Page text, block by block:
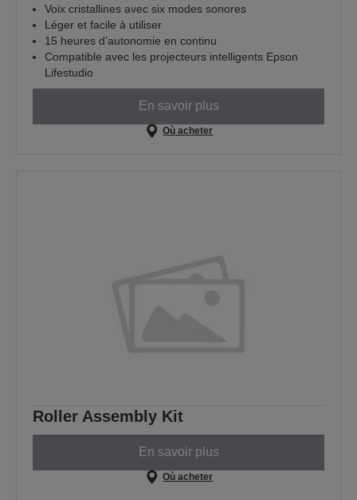
Voix cristallines avec six modes sonores
Léger et facile à utiliser
15 heures d’autonomie en continu
Compatible avec les projecteurs intelligents Epson
Lifestudio
En savoir plus
Où acheter
Roller Assembly Kit
En savoir plus
Où acheter